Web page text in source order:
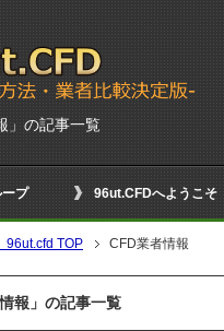
」の記事一覧
プ 96ut.CFDへようこそ
TOP CFD業者情報
報」の記事一覧